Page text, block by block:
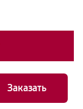
Заказать